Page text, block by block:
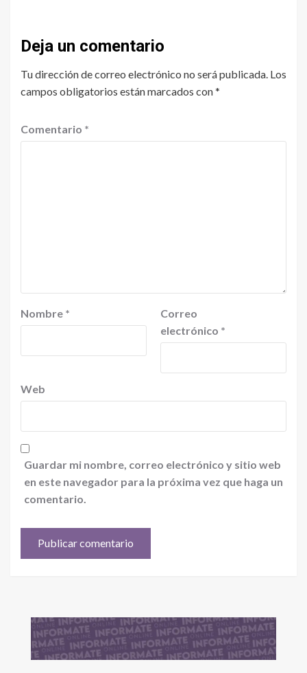
Deja un comentario
Tu dirección de correo electrónico no será publicada. Los
campos obligatorios están marcados con*
Comentario *
Nombre *
Correo
electrónico *
Web
Guardar mi nombre, correo electrónico y sitio web
en este navegador para la próxima vez que haga un
comentario.